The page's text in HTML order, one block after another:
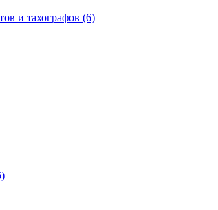
и тахографов (6)